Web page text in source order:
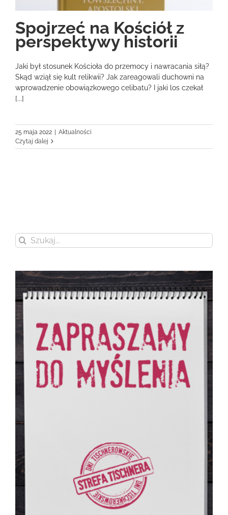
Spojrzeć na Kościół z
perspektywy historii
Jaki był stosunek Kościoła do przemocy i nawracania siłą?
Skąd wziął się kult relikwii? Jak zareagowali duchowni na
wprowadzenie obowiązkowego celibatu? I jaki los czekał
[...]
25 maja 2022
Aktualności
Czytaj dalej
Szukaj